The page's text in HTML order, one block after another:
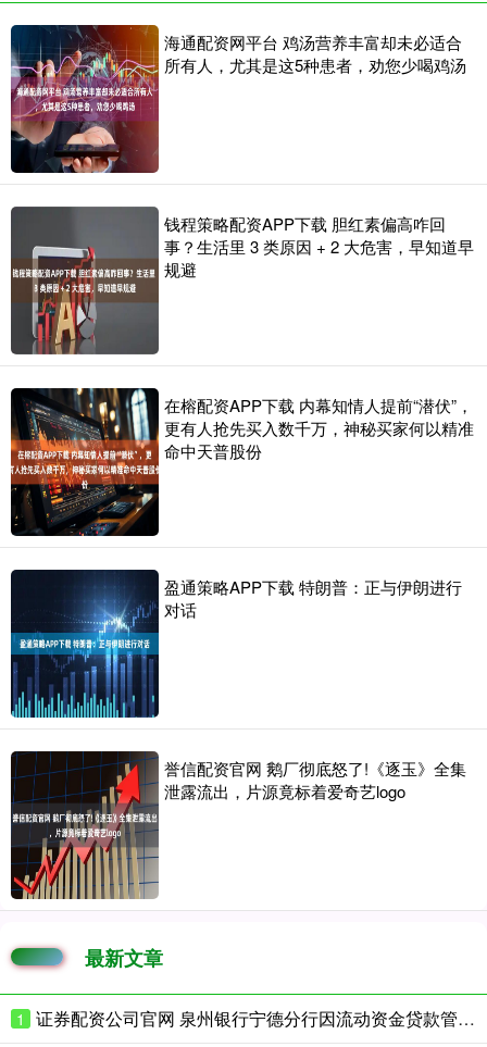
海通配资网平台 鸡汤营养丰富却未必适合
所有人，尤其是这5种患者，劝您少喝鸡汤
钱程策略配资APP下载 胆红素偏高咋回
事？生活里 3 类原因 + 2 大危害，早知道早
规避
在榕配资APP下载 内幕知情人提前“潜伏”，
更有人抢先买入数千万，神秘买家何以精准
命中天普股份
盈通策略APP下载 特朗普：正与伊朗进行
对话
誉信配资官网 鹅厂彻底怒了!《逐玉》全集
泄露流出，片源竟标着爱奇艺logo
最新文章
1 证券配资公司官网 泉州银行宁德分行因流动资金贷款管理不到位等被罚款115万元